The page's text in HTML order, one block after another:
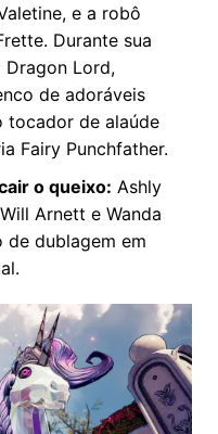
e a robô
Durante sua
Dragon Lord,
de adoráveis
tocador de alaúde
Fairy Punchfather.
o queixo: Ashly
Arnett e Wanda
de dublagem em